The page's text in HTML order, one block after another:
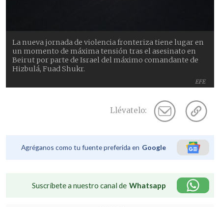
EFE
La nueva jornada de violencia fronteriza tiene lugar en
un momento de máxima tensión tras el asesinato en
Beirut por parte de Israel del máximo comandante de
Hizbulá, Fuad Shukr.
Llévatelo:
Agréganos como tu fuente preferida en Google
Suscríbete a nuestro canal de Whatsapp